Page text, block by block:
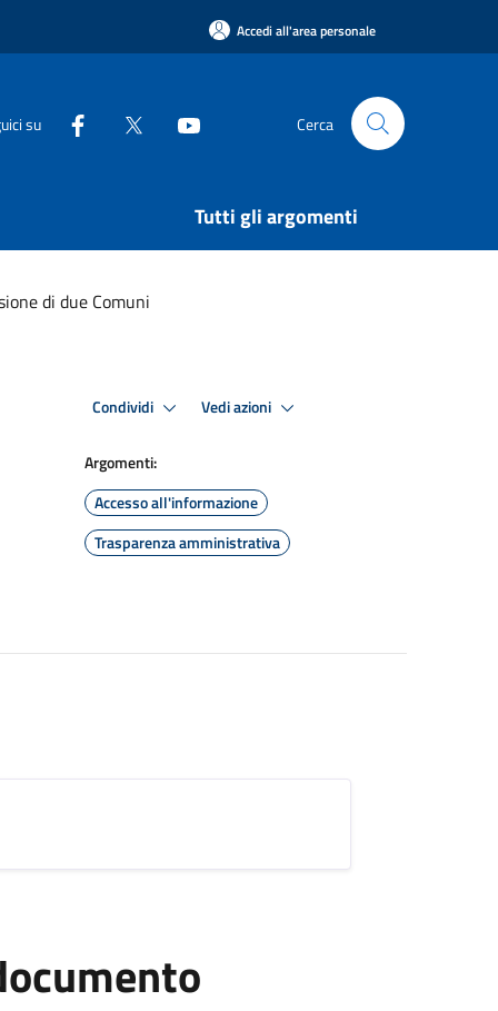
Accedi all'area personale
su Cerca
Tutti gli argomenti
di due Comuni
Condividi Vedi azioni
Argomenti:
Accesso all'informazione
Trasparenza amministrativa